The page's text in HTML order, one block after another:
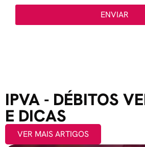
ENVIAR
IPVA - DÉBITOS
E DICAS
VER MAIS ARTIGOS